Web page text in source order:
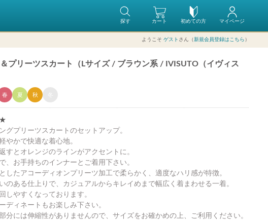
初めての方
カート マイページ
探す
ようこそ ゲスト さん（新規会員登録はこちら ）
プリーツスカート（Lサイズ / ブラウン系 / IVISUTO（イヴィス
春 夏 秋
★
グプリーツスカートのセットアップ。
やかで快適な着心地。
すとオレンジのラインがアクセントに。
、お手持ちのインナーとご着用下さい。
したアコーディオンプリーツ加工で柔らかく、適度なハリ感が特徴。
のある仕上りで、カジュアルからキレイめまで幅広く着まわせる一着。
しやすくなっております。
ディネートもお楽しみ下さい。
分には伸縮性がありませんので、サイズをお確かめの上、ご利用ください。